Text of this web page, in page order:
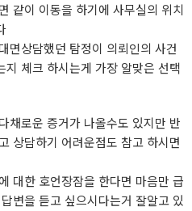
같이 이동을 하기에 사무실의 위치
면상담했던 탐정이 의뢰인의 사건
체크 하시는게 가장 알맞은 선택
채로운 증거가 나올수도 있지만 반
상담하기 어려운점도 참고 하시면
대한 호언장잠을 한다면 마음만 급
변을 듣고 싶으시다는거 잘알고 있